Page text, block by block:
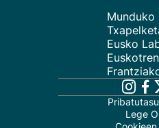
Munduko
Eusko
Lege